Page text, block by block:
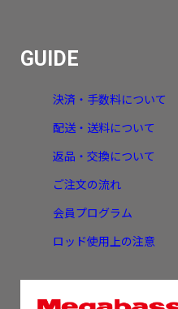
GUIDE
決済・手数料について
配送・送料について
返品・交換について
ご注文の流れ
会員プログラム
ロッド使用上の注意